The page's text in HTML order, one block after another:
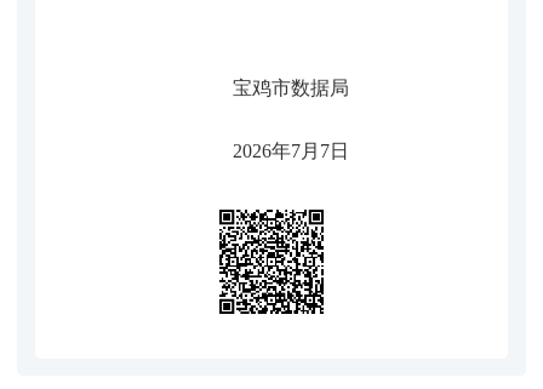
宝鸡市数据局
2026年7月7日